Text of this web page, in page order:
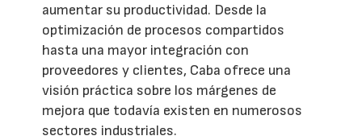
aumentar su productividad. Desde la
optimización de procesos compartidos
hasta una mayor integración con
proveedores y clientes, Caba ofrece una
visión práctica sobre los márgenes de
mejora que todavía existen en numerosos
sectores industriales.